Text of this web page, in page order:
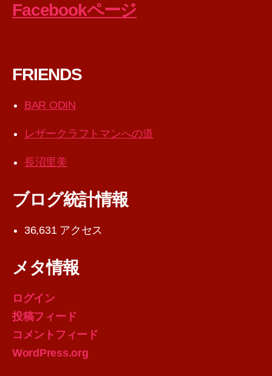
Facebookページ
FRIENDS
BAR ODIN
レザークラフトマンへの道
長沼里美
ブログ統計情報
36,631 アクセス
メタ情報
ログイン
投稿フィード
コメントフィード
WordPress.org